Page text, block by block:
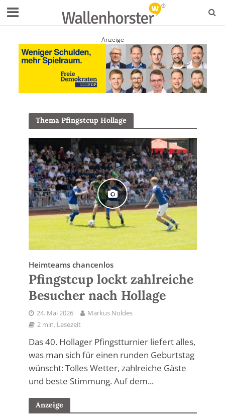
Anzeige
Thema Pfingstcup Hollage
Heimteams chancenlos
Pfingstcup lockt zahlreiche
Besucher nach Hollage
24. Mai 2026
Markus Noldes
2 min. Lesezeit
Das 40. Hollager Pfingstturnier liefert alles,
was man sich für einen runden Geburtstag
wünscht: Tolles Wetter, zahlreiche Gäste
und beste Stimmung. Auf dem...
Anzeige